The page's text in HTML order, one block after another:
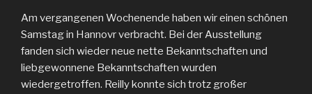
Am vergangenen Wochenende haben wir einen schönen
Samstag in Hannovr verbracht. Bei der Ausstellung
fanden sich wieder neue nette Bekanntschaften und
liebgewonnene Bekanntschaften wurden
wiedergetroffen. Reilly konnte sich trotz großer